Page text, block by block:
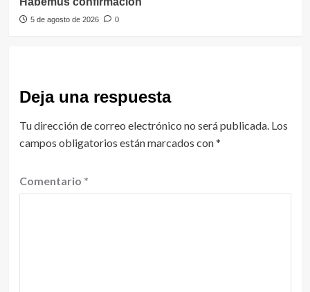
5 de agosto de 2026 0
Deja una respuesta
Tu dirección de correo electrónico no será publicada. Los
campos obligatorios están marcados con*
Comentario *